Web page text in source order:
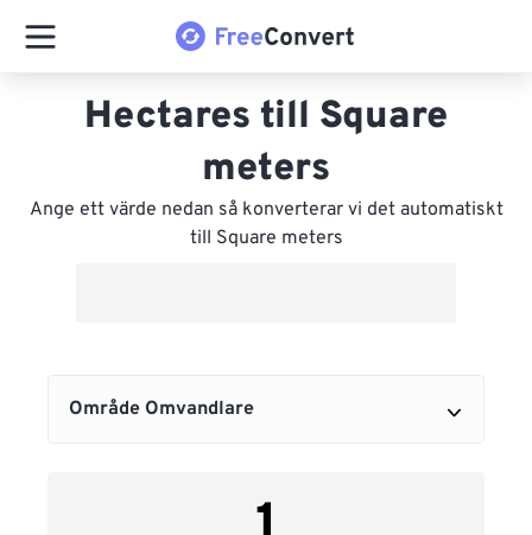
Hectares till Square
meters
Ange ett värde nedan så konverterar vi det automatiskt
till Square meters